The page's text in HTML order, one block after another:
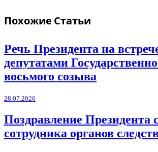
Похожие Статьи
Речь Президента на
депутатами
восьмого созыва
28.07.2026
Поздравление Президента
сотрудника органов